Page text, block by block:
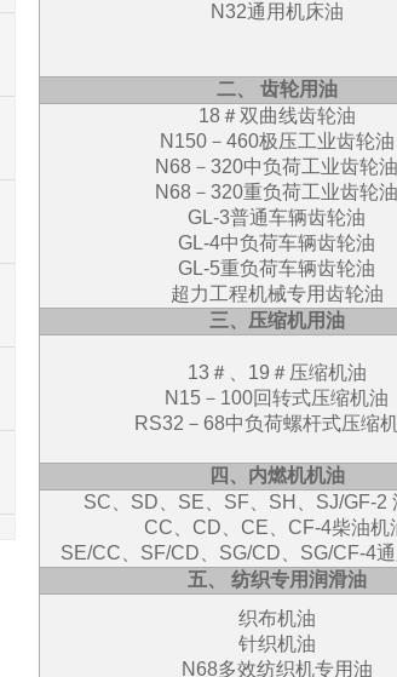
N32通用机床油
二、 齿轮用油
18＃双曲线齿轮油
N150－460极压工业齿轮油
N68－320中负荷工业齿轮油
N68－320重负荷工业齿轮油
GL-3普通车辆齿轮油
GL-4中负荷车辆齿轮油
GL-5重负荷车辆齿轮油
超力工程机械专用齿轮油
三、压缩机用油
13＃、19＃压缩机油
N15－100回转式压缩机油
RS32－68中负荷螺杆式压缩
四、内燃机机油
SC、SD、SE、SF、SH、SJ/GF-2
CC、CD、CE、CF-4柴油机
SE/CC、SF/CD、SG/CD、SG/CF-4
五、 纺织专用润滑油
织布机油
针织机油
N68多效纺织机专用油